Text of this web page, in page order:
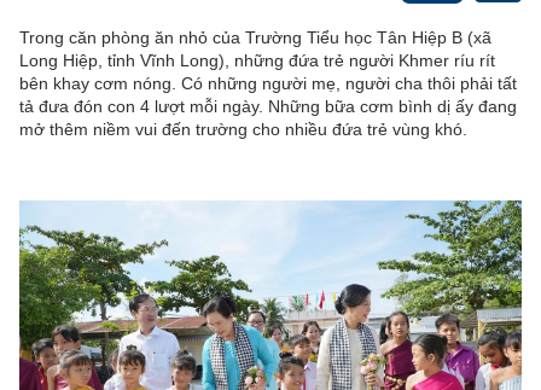
Trong căn phòng ăn nhỏ của Trường Tiểu học Tân Hiệp B (xã
Long Hiệp, tỉnh Vĩnh Long), những đứa trẻ người Khmer ríu rít
bên khay cơm nóng. Có những người mẹ, người cha thôi phải tất
tả đưa đón con 4 lượt mỗi ngày. Những bữa cơm bình dị ấy đang
mở thêm niềm vui đến trường cho nhiều đứa trẻ vùng khó.